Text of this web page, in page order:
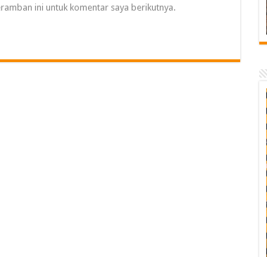
ini untuk komentar saya berikutnya.